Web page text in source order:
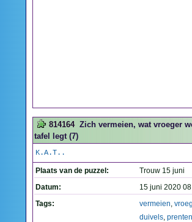
814164 Zich vermeien, wat vroeger
tafel legt (7)
K.A.T..
Plaats van de puzzel:
Trouw 15 juni
Datum:
15 juni 2020
Tags:
vermeien,
duivels,